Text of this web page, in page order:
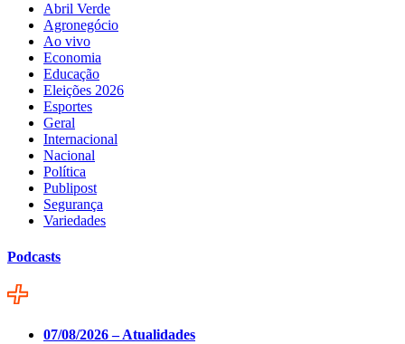
Abril Verde
Agronegócio
Ao vivo
Economia
Educação
Eleições 2026
Esportes
Geral
Internacional
Nacional
Política
Publipost
Segurança
Variedades
Podcasts
07/08/2026 – Atualidades